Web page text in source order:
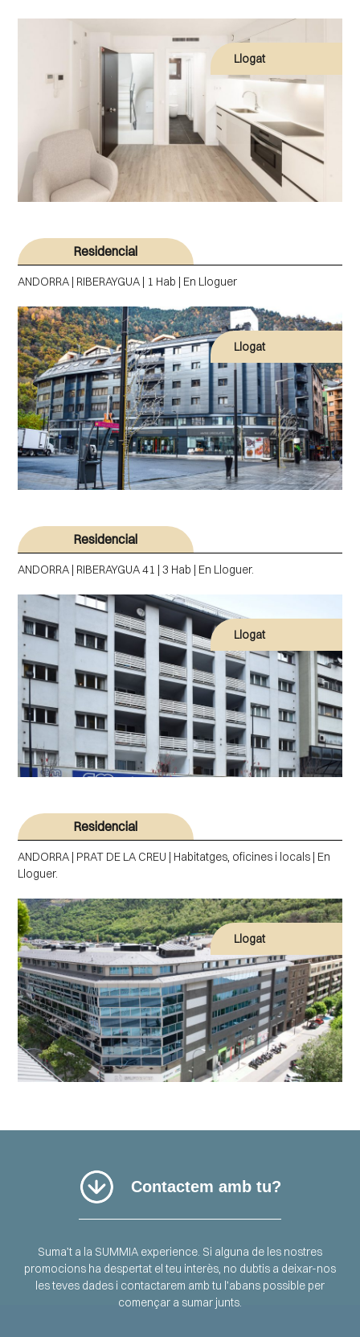
Llogat
Residencial
ANDORRA | RIBERAYGUA | 1 Hab | En Lloguer
Llogat
Residencial
ANDORRA | RIBERAYGUA 41 | 3 Hab | En Lloguer.
Llogat
Residencial
ANDORRA | PRAT DE LA CREU | Habitatges, oficines i locals | En
Lloguer.
Llogat
Contactem amb tu?
Suma’t a la SUMMIA experience. Si alguna de les nostres
promocions ha despertat el teu interès, no dubtis a deixar-nos
les teves dades i contactarem amb tu l’abans possible per
començar a sumar junts.